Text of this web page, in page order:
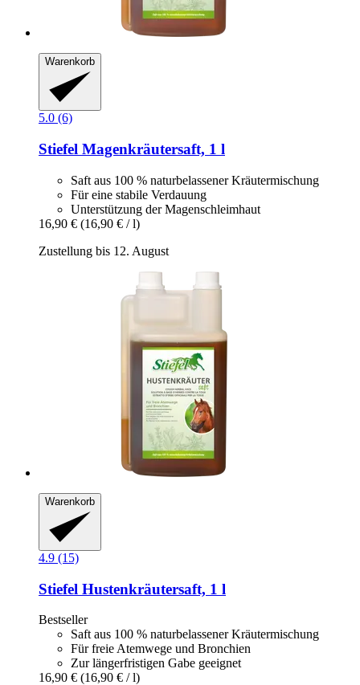
Warenkorb
5.0 (6)
Stiefel Magenkräutersaft, 1 l
Saft aus 100 % naturbelassener Kräutermischung
Für eine stabile Verdauung
Unterstützung der Magenschleimhaut
16,90 € (16,90 € / l)
Zustellung bis 12. August
Warenkorb
4.9 (15)
Stiefel Hustenkräutersaft, 1 l
Bestseller
Saft aus 100 % naturbelassener Kräutermischung
Für freie Atemwege und Bronchien
Zur längerfristigen Gabe geeignet
16,90 € (16,90 € / l)